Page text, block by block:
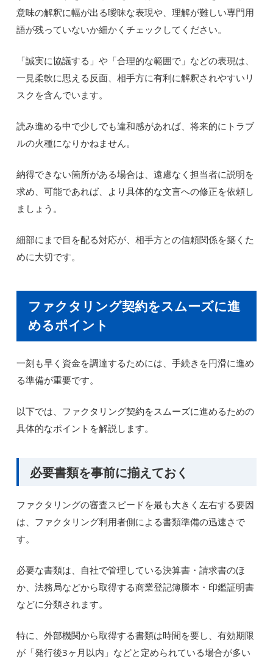
意味の解釈に幅が出る曖昧な表現や、理解が難しい専門用
語が残っていないか細かくチェックしてください。
「誠実に協議する」や「合理的な範囲で」などの表現は、
一見柔軟に思える反面、相手方に有利に解釈されやすいリ
スクを含んでいます。
読み進める中で少しでも違和感があれば、将来的にトラブ
ルの火種になりかねません。
納得できない箇所がある場合は、遠慮なく担当者に説明を
求め、可能であれば、より具体的な文言への修正を依頼し
ましょう。
細部にまで目を配る対応が、相手方との信頼関係を築くた
めに大切です。
ファクタリング契約をスムーズに進
めるポイント
一刻も早く資金を調達するためには、手続きを円滑に進め
る準備が重要です。
以下では、ファクタリング契約をスムーズに進めるための
具体的なポイントを解説します。
必要書類を事前に揃えておく
ファクタリングの審査スピードを最も大きく左右する要因
は、ファクタリング利用者側による書類準備の迅速さで
す。
必要な書類は、自社で管理している決算書・請求書のほ
か、法務局などから取得する商業登記簿謄本・印鑑証明書
などに分類されます。
特に、外部機関から取得する書類は時間を要し、有効期限
が「発行後3ヶ月以内」などと定められている場合が多い